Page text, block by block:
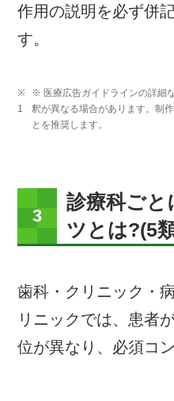
作用の説明を必ず併
す。
※ 医療広告ガイドラインの詳細
釈が異なる場合があります。制
とを推奨します。
診療科ごと
ツとは?(5
歯科・クリニック・
リニックでは、患者
位が異なり、必須コ